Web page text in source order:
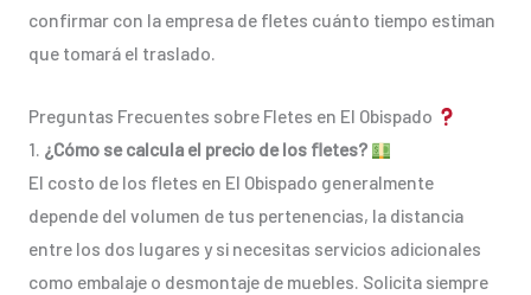
confirmar con la empresa de fletes cuánto tiempo estiman
que tomará el traslado.
Preguntas Frecuentes sobre Fletes en El Obispado
1. ¿Cómo se calcula el precio de los fletes?
El costo de los fletes en El Obispado generalmente
depende del volumen de tus pertenencias, la distancia
entre los dos lugares y si necesitas servicios adicionales
como embalaje o desmontaje de muebles. Solicita siempre